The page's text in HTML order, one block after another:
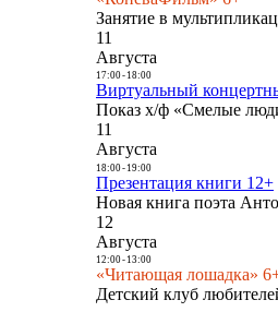
Занятие в
11
Августа
17:00- 18:00
Виртуальный
Показ х/ф «Смелые
11
Августа
18:00- 19:00
Презентация книги 12+
Новая книга поэта
12
Августа
12:00- 13:00
«Читающая лошадка»
Детский клуб